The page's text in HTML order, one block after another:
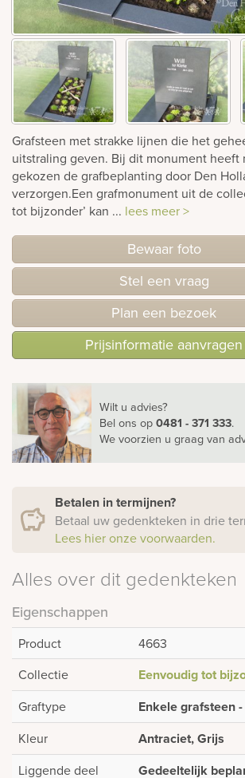
Grafsteen met strakke lijnen die het
uitstraling geven. Bij dit monument heeft
gekozen de grafbeplanting door Den
verzorgen.Een grafmonument uit de
tot bijzonder’ kan ... lees meer >
Bewaar foto
Stel een vraag
Plan een bezoek
Prijsinformatie aanvragen
Wilt u advies?
Bel ons op0481 - 371 333.
We voorzien u graag van
Betalen in termijnen?
Betaal uw gedenkteken in drie
Lees hier onze voorwaarden.
Alles over dit gedenkteken
Eigenschappen
Product
4663
Collectie
Eenvoudig tot
Graftype Enkele grafsteen
Kleur Antraciet, Grijs
Liggende deel
Gedeeltelijk